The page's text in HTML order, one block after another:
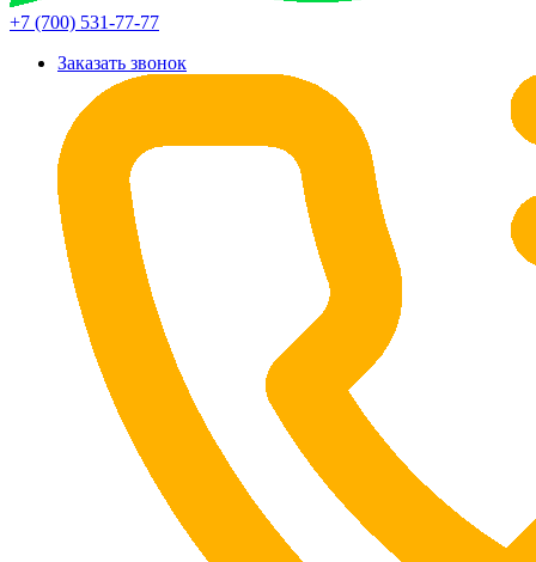
+7 (700) 531-77-77
Заказать звонок